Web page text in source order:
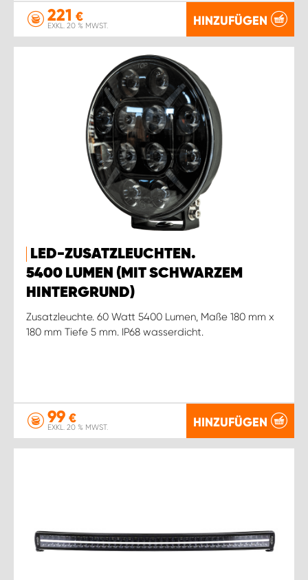
221 €
EXKL. 20 % MWST. HINZUFÜGEN
LED-ZUSATZLEUCHTEN.
5400 LUMEN (MIT SCHWARZEM
HINTERGRUND)
Zusatzleuchte. 60 Watt 5400 Lumen, Maße 180 mm x
180 mm Tiefe 5 mm. IP68 wasserdicht.
99 €
EXKL. 20 % MWST. HINZUFÜGEN